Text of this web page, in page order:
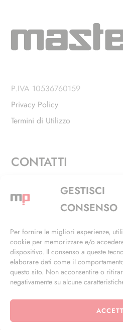
GESTISCI
CONSENSO
Per fornire le migliori esperienze,
cookie per memorizzare e/o
dispositivo. Il consenso a queste
elaborare dati come il
questo sito. Non acconsentire o
negativamente su alcune
P.IVA 10536760159
Privacy Policy
Termini di Utilizzo
CONTATTI
Via Alfieri, 27 - Trezzano
+39 02 4846 3155
info@masterphil.it